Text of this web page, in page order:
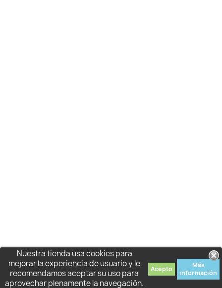
Nuestra tienda usa cookies para
mejorar la experiencia de usuario y le
recomendamos aceptar su uso para
aprovechar plenamente la navegación.
Acepto
Más
información